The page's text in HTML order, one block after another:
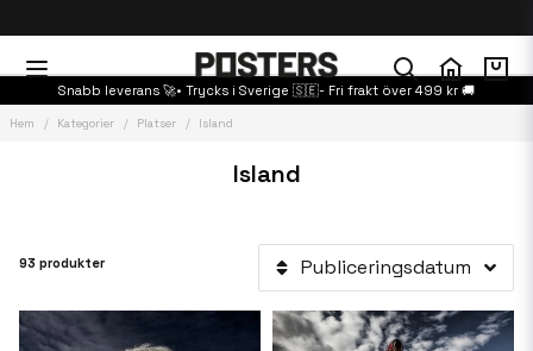
Snabb leverans 🚀• Trycks i Sverige 🇸🇪- Fri frakt över 499 kr 🚚
Hem Kategorier Platser Island
Island
93 produkter Publiceringsdatum